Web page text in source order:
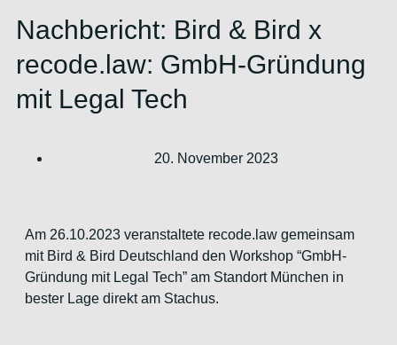
Nachbericht: Bird & Bird x
recode.law: GmbH-Gründung
mit Legal Tech
20. November 2023
Am 26.10.2023 veranstaltete recode.law gemeinsam
mit Bird & Bird Deutschland den Workshop “GmbH-
Gründung mit Legal Tech” am Standort München in
bester Lage direkt am Stachus.